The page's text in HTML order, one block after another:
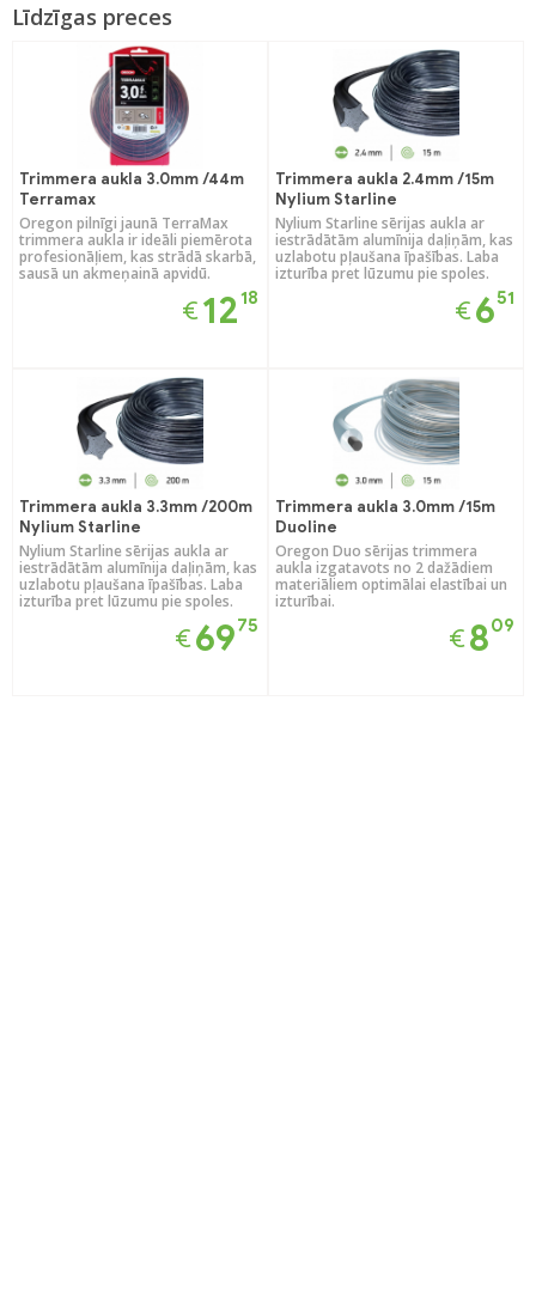
Līdzīgas preces
Trimmera aukla 3.0mm /44m
Terramax
Oregon pilnīgi jaunā TerraMax
trimmera aukla ir ideāli piemērota
profesionāļiem, kas strādā skarbā,
sausā un akmeņainā apvidū.
€1218
Trimmera aukla 2.4mm /15m
Nylium Starline
Nylium Starline sērijas aukla ar
iestrādātām alumīnija daļiņām, kas
uzlabotu pļaušana īpašības. Laba
izturība pret lūzumu pie spoles.
€651
Trimmera aukla 3.3mm /200m
Nylium Starline
Nylium Starline sērijas aukla ar
iestrādātām alumīnija daļiņām, kas
uzlabotu pļaušana īpašības. Laba
izturība pret lūzumu pie spoles.
€6975
Trimmera aukla 3.0mm /15m
Duoline
Oregon Duo sērijas trimmera
aukla izgatavots no 2 dažādiem
materiāliem optimālai elastībai un
izturībai.
€809